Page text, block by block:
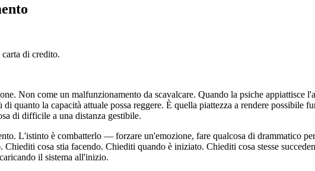
di credito.
Non come un malfunzionamento da scavalcare. Quando la psiche appiattisce
quanto la capacità attuale possa reggere. È quella piattezza a rendere possibile
di difficile a una distanza gestibile.
L'istinto è combatterlo — forzare un'emozione, fare qualcosa di drammatico
cosa stia facendo. Chiediti quando è iniziato. Chiediti cosa stesse
il sistema all'inizio.